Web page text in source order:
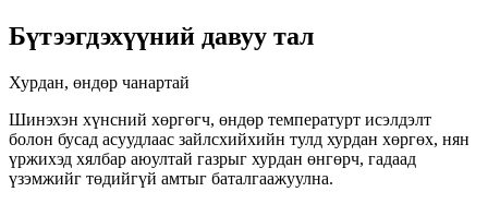
Бүтээгдэхүүний давуу тал
Хурдан, өндөр чанартай
Шинэхэн хүнсний хөргөгч, өндөр температурт исэлдэлт
болон бусад асуудлаас зайлсхийхийн тулд хурдан хөргөх, нян
үржихэд хялбар аюултай газрыг хурдан өнгөрч, гадаад
үзэмжийг төдийгүй амтыг баталгаажуулна.